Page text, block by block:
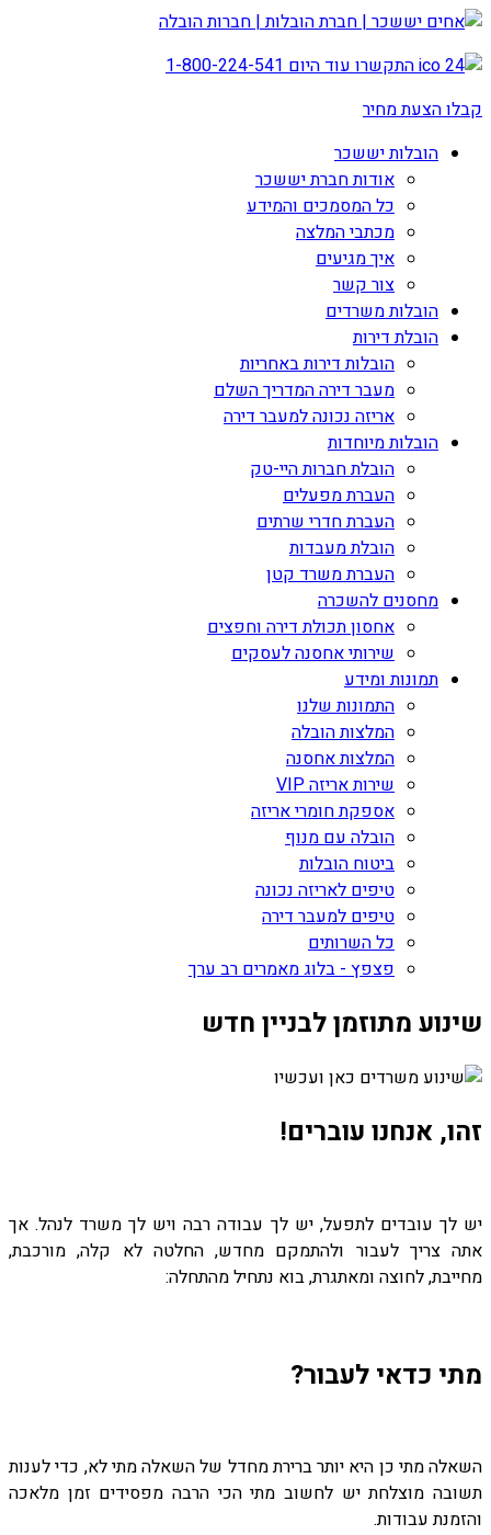
התקשרו עוד היום1-800-224-541
קבלו הצעת מחיר
הובלות יששכר
אודות חברת יששכר
כל המסמכים והמידע
מכתבי המלצה
איך מגיעים
צור קשר
הובלות משרדים
הובלת דירות
הובלות דירות באחריות
מעבר דירה המדריך השלם
אריזה נכונה למעבר דירה
הובלות מיוחדות
הובלת חברות היי-טק
העברת מפעלים
העברת חדרי שרתים
הובלת מעבדות
העברת משרד קטן
מחסנים להשכרה
אחסון תכולת דירה וחפצים
שירותי אחסנה לעסקים
תמונות ומידע
התמונות שלנו
המלצות הובלה
המלצות אחסנה
שירות אריזה VIP
אספקת חומרי אריזה
הובלה עם מנוף
ביטוח הובלות
טיפים לאריזה נכונה
טיפים למעבר דירה
כל השרותים
פצפץ - בלוג מאמרים רב ערך
שינוע מתוזמן לבניין חדש
זהו, אנחנו עוברים!
יש לך עובדים לתפעל, יש לך עבודה רבה ויש לך משרד לנהל. אך
אתה צריך לעבור ולהתמקם מחדש, החלטה לא קלה, מורכבת,
מחייבת, לחוצה ומאתגרת, בוא נתחיל מהתחלה:
מתי כדאי לעבור?
השאלה מתי כן היא יותר ברירת מחדל של השאלה מתי לא, כדי לענות
תשובה מוצלחת יש לחשוב מתי הכי הרבה מפסידים זמן מלאכה
והזמנת עבודות.